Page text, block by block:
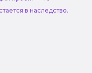
в наследство.